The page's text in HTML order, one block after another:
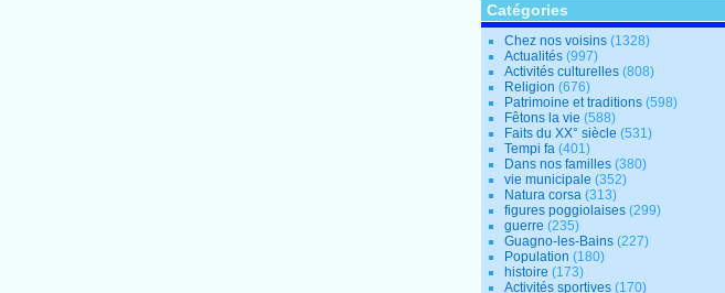
Catégories
Chez nos voisins (1328)
Actualités (997)
Activités culturelles (808)
Religion (676)
Patrimoine et traditions (598)
Fêtons la vie (588)
Faits du XX° siècle (531)
Tempi fa (401)
Dans nos familles (380)
vie municipale (352)
Natura corsa (313)
figures poggiolaises (299)
guerre (235)
Guagno-les-Bains (227)
Population (180)
histoire (173)
Activités sportives (170)